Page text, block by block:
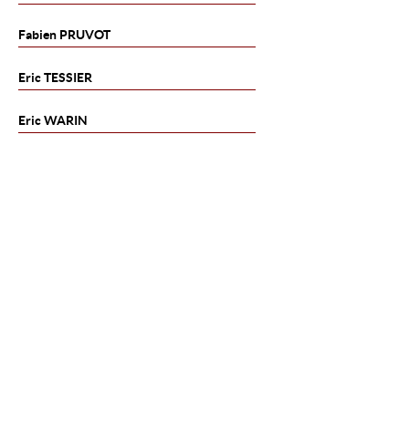
Fabien PRUVOT
EricTESSIER
EricWARIN